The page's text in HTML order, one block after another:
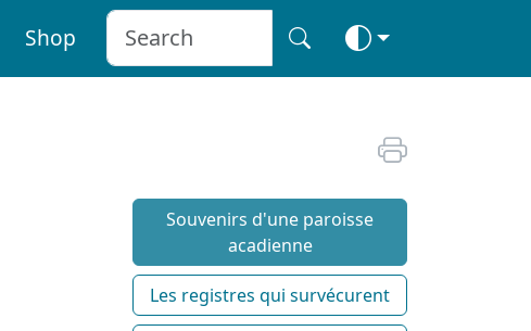
Shop
Souvenirs d'une paroisse
acadienne
Les registres qui survécurent